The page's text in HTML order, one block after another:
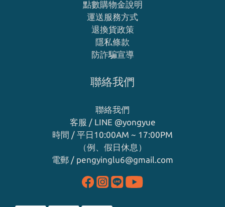
點數購物金說明
運送服務方式
退換貨政策
隱私條款
防詐騙宣導
聯絡我們
聯絡我們
客服 / LINE @yongyue
時間 / 平日10:00AM ~ 17:00PM
（例、假日休息）
電郵 / pengyinglu6@gmail.com